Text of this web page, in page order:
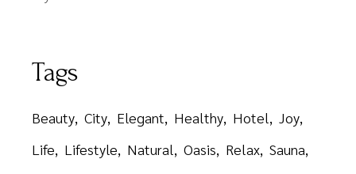
Tags
Beauty City Elegant Healthy Hotel
Joy
Life
Lifestyle Natural Oasis Relax Sauna